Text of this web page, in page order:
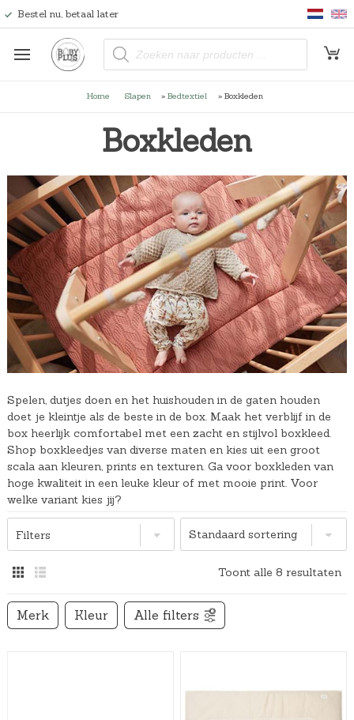
Bestel nu, betaal later
P
o
c
n
o
k
n
Home Slapen » Bedtextiel » Boxkleden
Boxkleden
Spelen, dutjes doen en het huishouden in de gaten houden
doet je kleintje als de beste in de box. Maak het verblijf in de
box heerlijk comfortabel met een zacht en stijlvol boxkleed.
Shop boxkleedjes van diverse maten en kies uit een groot
scala aan kleuren, prints en texturen. Ga voor boxkleden van
hoge kwaliteit in een leuke kleur of met mooie print. Voor
welke variant kies jij?
Filters
Toont alle 8 resultaten
Merk Kleur Alle filters